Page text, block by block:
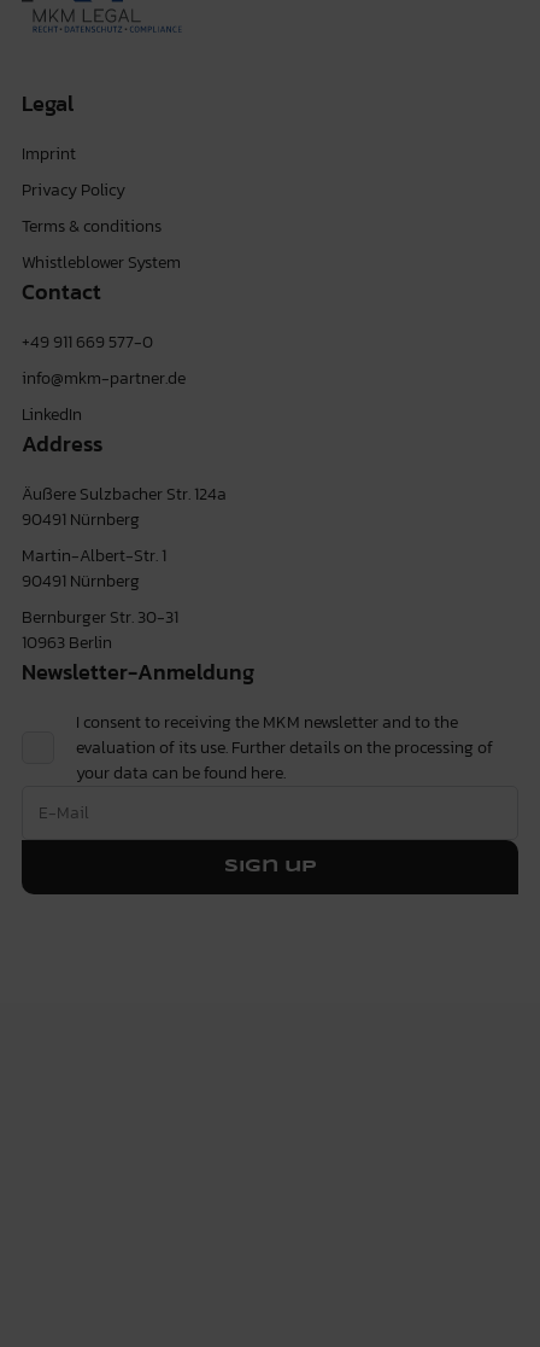
Legal
Imprint
Privacy Policy
Terms & conditions
Whistleblower System
Contact
+49 911 669 577-0
info@mkm-partner.de
LinkedIn
Address
Äußere Sulzbacher Str. 124a
90491 Nürnberg
Martin-Albert-Str. 1
90491 Nürnberg
Bernburger Str. 30-31
10963 Berlin
Newsletter-Anmeldung
I consent to receiving the MKM newsletter and to the
evaluation of its use. Further details on the processing of
your data can be found here.
Sign up